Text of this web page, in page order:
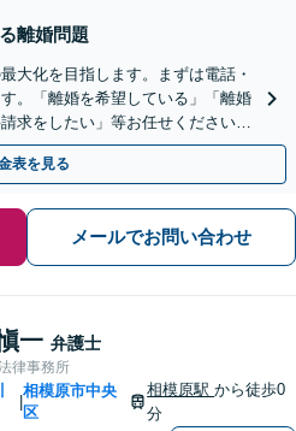
離婚問題
大化を目指します。まずは電話・
。「離婚を希望している」「離婚
求をしたい」等お任せください。
表を見る
メールでお問い合わせ
一 弁護士
律事務所
相模原市中央
区
相模原駅から徒歩0
分